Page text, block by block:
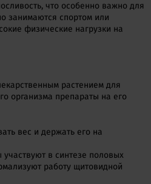
что особенно важно для
занимаются спортом или
физические нагрузки на
растением для
организма препараты на его
вес и держать его на
в синтезе половых
работу щитовидной